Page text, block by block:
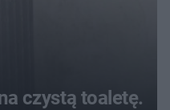
czystą toaletę.